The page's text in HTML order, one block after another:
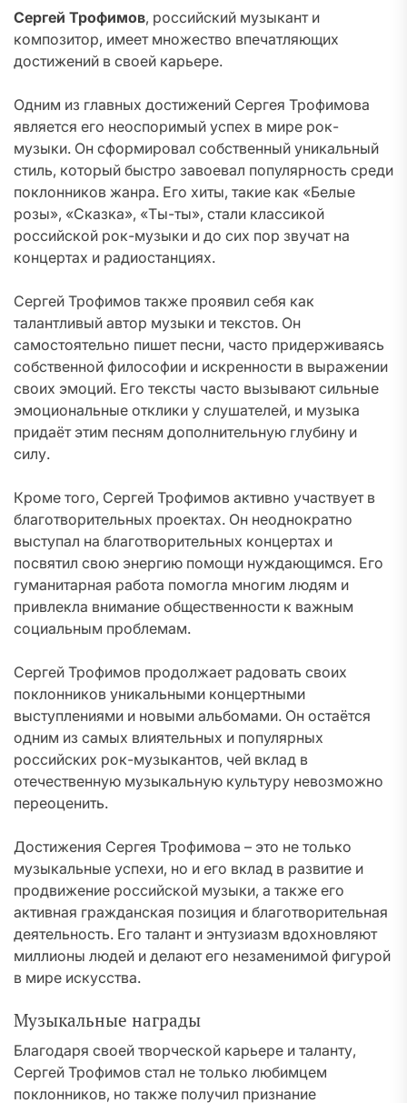
Сергей Трофимов, российский музыкант и
композитор, имеет множество впечатляющих
достижений в своей карьере.
Одним из главных достижений Сергея Трофимова
является его неоспоримый успех в мире рок-
музыки. Он сформировал собственный уникальный
стиль, который быстро завоевал популярность среди
поклонников жанра. Его хиты, такие как «Белые
розы», «Сказка», «Ты-ты», стали классикой
российской рок-музыки и до сих пор звучат на
концертах и радиостанциях.
Сергей Трофимов также проявил себя как
талантливый автор музыки и текстов. Он
самостоятельно пишет песни, часто придерживаясь
собственной философии и искренности в выражении
своих эмоций. Его тексты часто вызывают сильные
эмоциональные отклики у слушателей, и музыка
придаёт этим песням дополнительную глубину и
силу.
Кроме того, Сергей Трофимов активно участвует в
благотворительных проектах. Он неоднократно
выступал на благотворительных концертах и
посвятил свою энергию помощи нуждающимся. Его
гуманитарная работа помогла многим людям и
привлекла внимание общественности к важным
социальным проблемам.
Сергей Трофимов продолжает радовать своих
поклонников уникальными концертными
выступлениями и новыми альбомами. Он остаётся
одним из самых влиятельных и популярных
российских рок-музыкантов, чей вклад в
отечественную музыкальную культуру невозможно
переоценить.
Достижения Сергея Трофимова – это не только
музыкальные успехи, но и его вклад в развитие и
продвижение российской музыки, а также его
активная гражданская позиция и благотворительная
деятельность. Его талант и энтузиазм вдохновляют
миллионы людей и делают его незаменимой фигурой
в мире искусства.
Музыкальные награды
Благодаря своей творческой карьере и таланту,
Сергей Трофимов стал не только любимцем
поклонников, но также получил признание